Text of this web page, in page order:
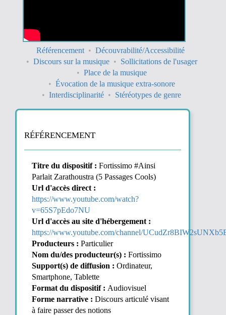
Référencement
Découvrabilité/Accessibilité
Discours sur la musique
Sollicitations de l'usager
Place de la musique
Évocation de la musique extra-sonore
Interdisciplinarité
Stéréotypes de genre
RÉFÉRENCEMENT
Titre du dispositif : Fortissimo #Ainsi
Parlait Zarathoustra (5 Passages Cools)
Url d'accès direct :
https://www.youtube.com/watch?
v=65S7pEdo7NU
Url d'accès au site d'hébergement :
https://www.youtube.com/channel/
Producteurs : Particulier
Nom du/des producteur(s) : Fortissimo
Support(s) de diffusion : Ordinateur,
Smartphone, Tablette
Format du dispositif : Audiovisuel
Forme narrative : Discours articulé visant
à faire passer des notions